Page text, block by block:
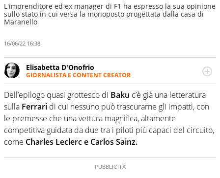
L'imprenditore ed ex manager di F1 ha espresso la sua opinione
sullo stato in cui versa la monoposto progettata dalla casa di
Maranello
16/06/22 16:38
Elisabetta D'Onofrio
GIORNALISTA E CONTENT CREATOR
Giornalista professionista dal 2007, scrive per curiosità
personale e necessità: soprattutto di calcio, di sport e dei
suoi protagonisti, concedendosi innocenti evasioni
nell'ambito della creazione di format. Un tempo ala
destra, oggi si sente a suo agio nel ruolo di libero. Cura
una classifica riservata dei migliori 5 calciatori di sempre.
Dell’epilogo quasi grottesco di Baku c’è già una letteratura
sulla Ferrari di cui nessuno può trascurarne gli impatti, con
le premesse che una vettura magnifica, altamente
competitiva guidata da due tra i piloti più capaci del circuito,
come Charles Leclerc e Carlos Sainz.